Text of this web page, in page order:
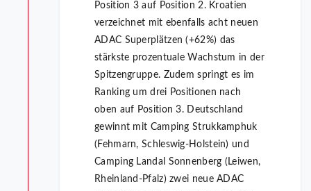
Position 3 auf Position 2. Kroatien
verzeichnet mit ebenfalls acht neuen
ADAC Superplätzen (+62%) das
stärkste prozentuale Wachstum in der
Spitzengruppe. Zudem springt es im
Ranking um drei Positionen nach
oben auf Position 3. Deutschland
gewinnt mit Camping Strukkamphuk
(Fehmarn, Schleswig-Holstein) und
Camping Landal Sonnenberg (Leiwen,
Rheinland-Pfalz) zwei neue ADAC